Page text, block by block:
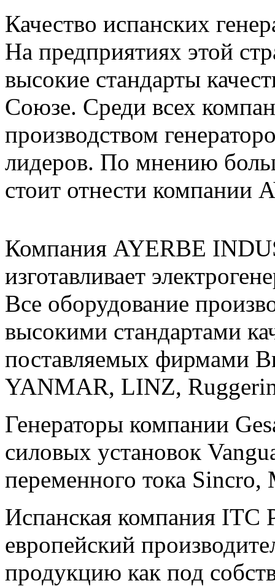
Качество испанских
На предприятиях этой
высокие стандарты
Союзе. Среди всех
производством
лидеров. По мнению
стоит отнести компании
Компания AYERBE
изготавливает
Все оборудование
высокими стандартами
поставляемых фирмами
YANMAR, LINZ,
Генераторы компании
силовых установок
переменного тока
Испанская компания ITC
европейский
продукцию как под